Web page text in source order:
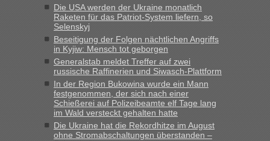
Die USA werden der Ukraine monatlich
Raketen für das Patriot-System liefern, so
Selenskyj
Beseitigung der Folgen nächtlichen Angriffs
in Kyjiw: Mensch tot geborgen
Generalstab meldet Treffer auf zwei
russische Raffinerien und Siwasch-Plattform
In der Region Bukowina wurde ein Mann
festgenommen, der sich nach einer
Schießerei auf Polizeibeamte elf Tage lang
im Wald versteckt gehalten hatte
Die Ukraine hat die Rekordhitze im August
ohne Stromabschaltungen überstanden –